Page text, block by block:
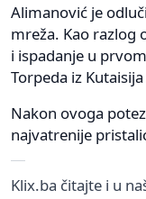
Alimanović je
mreža. Kao razlog
i ispadanje u
Torpeda iz
Nakon ovoga
najvatrenije
Klix.ba čitajte i u